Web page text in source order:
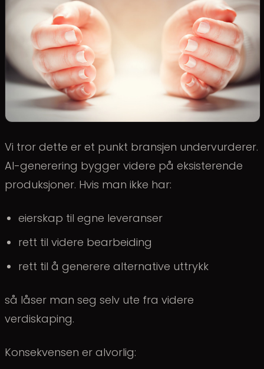
Vi tror dette er et punkt bransjen undervurderer.
AI-generering bygger videre på eksisterende
produksjoner. Hvis man ikke har:
eierskap til egne leveranser
rett til videre bearbeiding
rett til å generere alternative uttrykk
så låser man seg selv ute fra videre
verdiskaping.
Konsekvensen er alvorlig: